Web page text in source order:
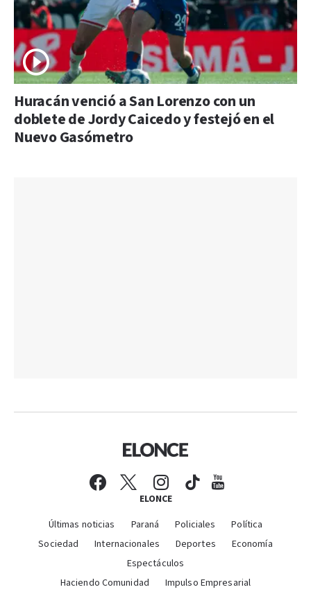
Huracán venció a San Lorenzo con un
doblete de Jordy Caicedo y festejó en el
Nuevo Gasómetro
ELONCE
Últimas noticias Paraná Policiales
Política
Sociedad
Internacionales Deportes
Economía
Espectáculos
Haciendo Comunidad
Impulso Empresarial